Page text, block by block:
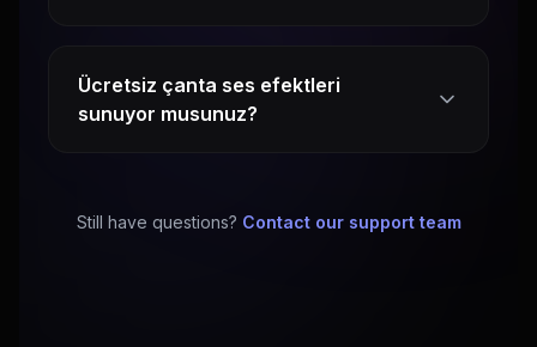
Ücretsiz çanta ses efektleri
sunuyor musunuz?
Still have questions? Contact our support team